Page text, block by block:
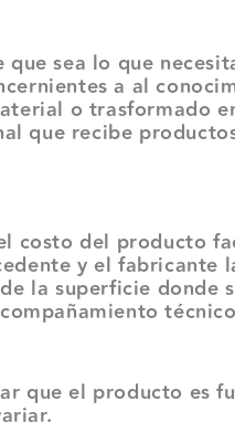
sea lo que
a al
o trasformado
que recibe
del producto
y el fabricante
la superficie
el producto es